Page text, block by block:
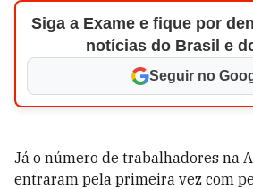
Siga a Exame e fique por
notícias do Brasil e
Seguir no
Já o número de trabalhadores na
entraram pela primeira vez com